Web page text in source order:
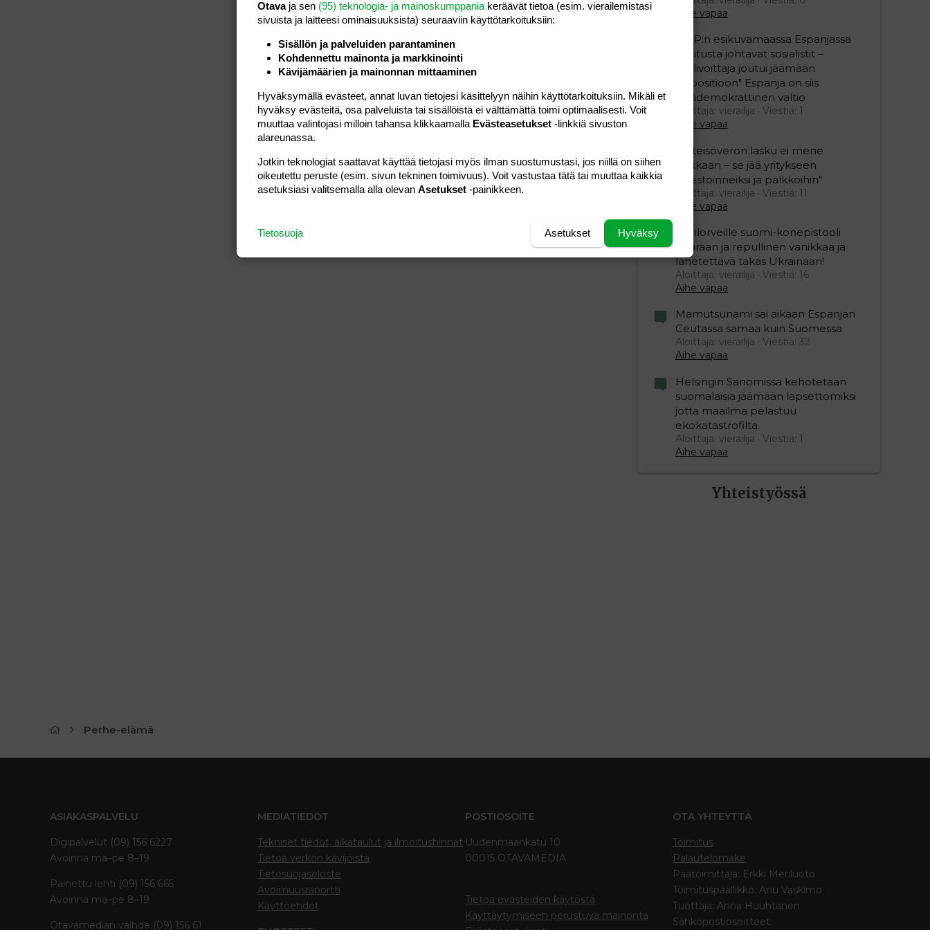
Aihe vapaa
"SDP:n esikuvamaassa Espanjassa
hallitusta johtavat sosialistit –
vaalivoittaja joutui jäämään
oppositioon" Espanja on siis
epädemokrattinen valtio
Aloittaja: vierailija
Viestiä: 1
Aihe vapaa
"Yhteisöveron lasku ei mene
hukkaan – se jää yritykseen
investoinneiksi ja palkkoihin"
Aloittaja: vierailija
Viestiä: 11
Aihe vapaa
Ukrilorveille suomi-konepistooli
kouraan ja repullinen vanikkaa ja
lähetettävä takas Ukrainaan!
Aloittaja: vierailija
Viestiä: 16
Aihe vapaa
Mamutsunami sai aikaan Espanjan
Ceutassa samaa kuin Suomessa
Aloittaja: vierailija
Viestiä: 32
Aihe vapaa
Helsingin Sanomissa kehotetaan
suomalaisia jäämään lapsettomiksi
jotta maailma pelastuu
ekokatastrofilta.
Aloittaja: vierailija
Viestiä: 1
Aihe vapaa
Yhteistyössä
Perhe-elämä
ASIAKASPALVELU
Digipalvelut (09) 156 6227
Avoinna ma–pe 8–19
Painettu lehti (09) 156 665
Avoinna ma–pe 8–19
Otavamedian vaihde (09) 156 61
MEDIATIEDOT
Tekniset tiedot, aikataulut ja ilmoitushinnat
Tietoa verkon kävijöistä
Tietosuojaseloste
Avoimuusraportti
Käyttöehdot
POSTIOSOITE
Uudenmaankatu 10
00015 OTAVAMEDIA
Tietoa evästeiden käytöstä
Käyttäytymiseen perustuva mainonta
OTA YHTEYTTÄ
Toimitus
Palautelomake
Päätoimittaja: Erkki Meriluoto
Toimituspäällikkö: Anu Vaskimo
Tuottaja: Anna Huuhtanen
Sähköpostiosoitteet:
Otavaja sen (95) teknologia- ja mainoskumppania keräävät tietoa (esim. vierailemis­tasi
sivuista ja laitteesi ominaisuuk­sista) seuraaviin käyttötarkoituksiin:
Sisällön ja palveluiden parantaminen
Kohdennettu mainonta ja markkinointi
Kävijämäärien ja mainonnan mittaaminen
Hyväksymällä evästeet, annat luvan tietojesi käsittelyyn näihin käyttötarkoituksiin. Mikäli et
hyväksy evästeitä, osa palveluista tai sisällöistä ei välttämättä toimi optimaalisesti. Voit
muuttaa valintojasi milloin tahansa klikkaamalla Evästeasetukset -linkkiä sivuston
alareunassa.
Jotkin teknologiat saattavat käyttää tietojasi myös ilman suostumustasi, jos niillä on siihen
oikeutettu peruste (esim. sivun tekninen toimivuus). Voit vastustaa tätä tai muuttaa kaikkia
asetuksiasi valitsemalla alla olevan Asetukset -painikkeen.
Hyväksy
Asetukset
Tietosuoja